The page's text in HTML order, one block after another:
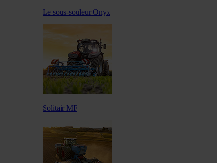
Le sous-souleur Onyx
Solitair MF